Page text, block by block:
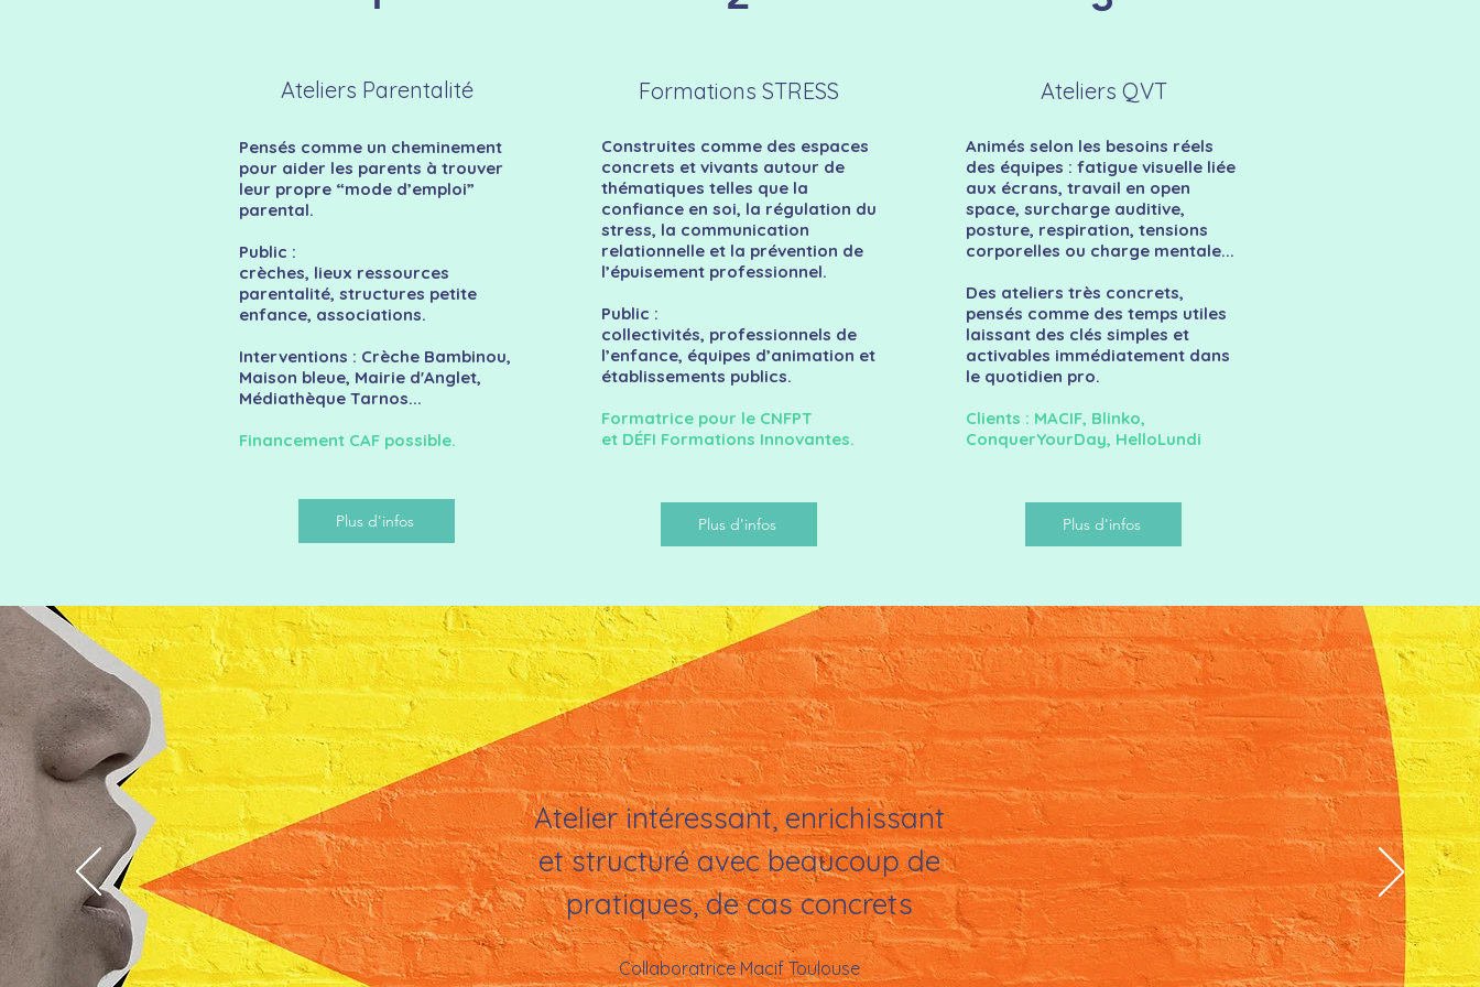
Ateliers Parentalité
Pensés comme un cheminement
pour aider les parents à trouver
leur propre “mode d’emploi”
parental.
Public :
crèches, lieux ressources
parentalité, structures petite
enfance, associations.
Interventions : Crèche Bambinou,
Maison bleue, Mairie d'Anglet,
Médiathèque Tarnos...
Financement CAF possible.
Plus d'infos
Formations STRESS
Construites comme des espaces
concrets et vivants autour de
thématiques telles que la
confiance en soi, la régulation du
stress, la communication
relationnelle et la prévention de
l’épuisement professionnel.
Public :
collectivités, professionnels de
l’enfance, équipes d’animation et
établissements publics.
Formatrice pour le CNFPT
et DÉFI Formations Innovantes.
Plus d'infos
Ateliers QVT
Animés selon les besoins réels
des équipes : fatigue visuelle liée
aux écrans, travail en open
space, surcharge auditive,
posture, respiration, tensions
corporelles ou charge mentale...
Des ateliers très concrets,
pensés comme des temps utiles
laissant des clés simples et
activables immédiatement dans
le quotidien pro.
Clients : MACIF, Blinko,
ConquerYourDay, HelloLundi
Plus d'infos
Atelier intéressant, enrichissant
et structuré avec beaucoup de
pratiques, de cas concrets
Collaboratrice Macif Toulouse